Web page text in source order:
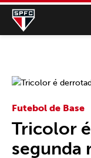
Futebol de Base
Tricolor
segunda